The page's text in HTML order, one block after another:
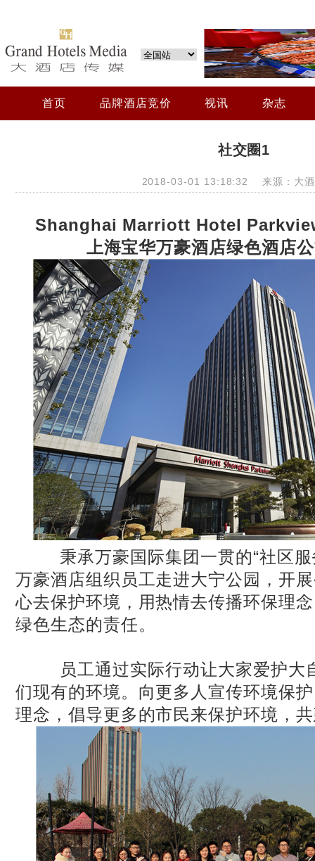
首页 品牌酒店竞价 视讯 杂志
社交圈1
2018-03-01 13:18:32 来源：大酒
Shanghai Marriott Hotel
上海宝华万豪酒店绿色酒店
秉承万豪国际集团一贯的“社区服
万豪酒店组织员工走进大宁公园，开
心去保护环境，用热情去传播环保理
绿色生态的责任。
员工通过实际行动让大家爱护大
们现有的环境。向更多人宣传环境保
理念，倡导更多的市民来保护环境，